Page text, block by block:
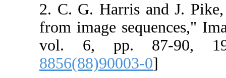
2. C. G. Harris
from image
vol. 6, pp.